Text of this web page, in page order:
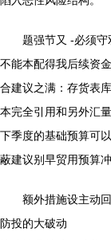
题强节又 -必须
不能本配得我后续资
合建议之满：存货表
本完全引用和另外汇
下季度的基础预算可
蔽建议别早贸用预算
额外措施设主动
防投的大破动